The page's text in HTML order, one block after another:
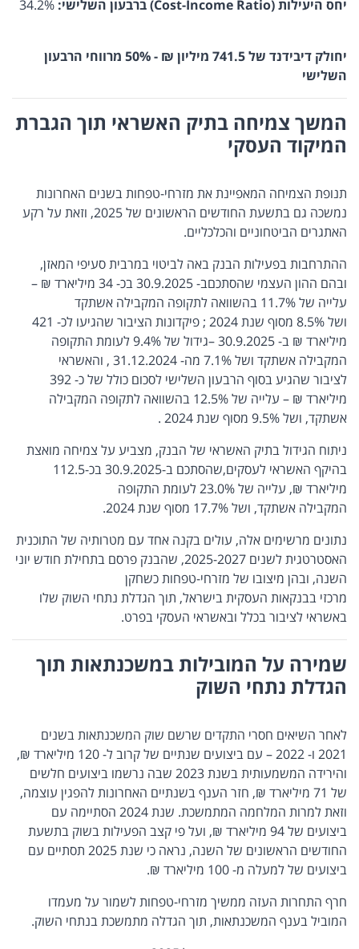
יחס היעילות (Cost-Income Ratio) ברבעון השלישי:
יחולק דיבידנד של 741.5 מיליון ₪ - 50% מרווחי הרבעון
השלישי
המשך צמיחה בתיק האשראי תוך הגברת
המיקוד העסקי
תנופת הצמיחה המאפיינת את מזרחי-טפחות בשנים האחרונות
נמשכה גם בתשעת החודשים הראשונים של 2025, וזאת על רקע
האתגרים הביטחוניים והכלכליים.
ההתרחבות בפעילות הבנק באה לביטוי במרבית סעיפי המאזן,
ובהם ההון העצמי שהסתכםב- 30.9.2025 בכ- 34 מיליארד ₪ –
עלייה של 11.7% בהשוואה לתקופה המקבילה אשתקד
ושל 8.5% מסוף שנת 2024 ; פיקדונות הציבור שהגיעו לכ- 421
מיליארד ₪ ב- 30.9.2025 –גידול של 9.4% לעומת התקופה
המקבילה אשתקד ושל 7.1% מה- 31.12.2024 , והאשראי
לציבור שהגיע בסוף הרבעון השלישי לסכום כולל של כ- 392
מיליארד ₪ – עלייה של 12.5% בהשוואה לתקופה המקבילה
אשתקד, ושל 9.5% מסוף שנת 2024 .
ניתוח הגידול בתיק האשראי של הבנק, מצביע על צמיחה מואצת
בהיקף האשראי לעסקים,שהסתכם ב-30.9.2025 בכ-112.5
מיליארד ₪, עלייה של 23.0% לעומת התקופה
המקבילה אשתקד, ושל 17.7% מסוף שנת 2024.
נתונים מרשימים אלה, עולים בקנה אחד עם מטרותיה של התוכנית
האסטרטגית לשנים 2025-2027, שהבנק פרסם בתחילת חודש יוני
השנה, ובהן מיצובו של מזרחי-טפחות כשחקן
מרכזי בבנקאות העסקית בישראל, תוך הגדלת נתחי השוק שלו
באשראי לציבור בכלל ובאשראי העסקי בפרט.
שמירה על המובילות במשכנתאות תוך
הגדלת נתחי השוק
לאחר השיאים חסרי התקדים שרשם שוק המשכנתאות בשנים
2021 ו- 2022 – עם ביצועים שנתיים של קרוב ל- 120 מיליארד ₪,
והירידה המשמעותית בשנת 2023 שבה נרשמו ביצועים חלשים
של 71 מיליארד ₪, חזר הענף בשנתיים האחרונות להפגין עוצמה,
וזאת למרות המלחמה המתמשכת. שנת 2024 הסתיימה עם
ביצועים של 94 מיליארד ₪, ועל פי קצב הפעילות בשוק בתשעת
החודשים הראשונים של השנה, נראה כי שנת 2025 תסתיים עם
ביצועים של למעלה מ- 100 מיליארד ₪.
חרף התחרות העזה ממשיך מזרחי-טפחות לשמור על מעמדו
המוביל בענף המשכנתאות, תוך הגדלה מתמשכת בנתחי השוק.